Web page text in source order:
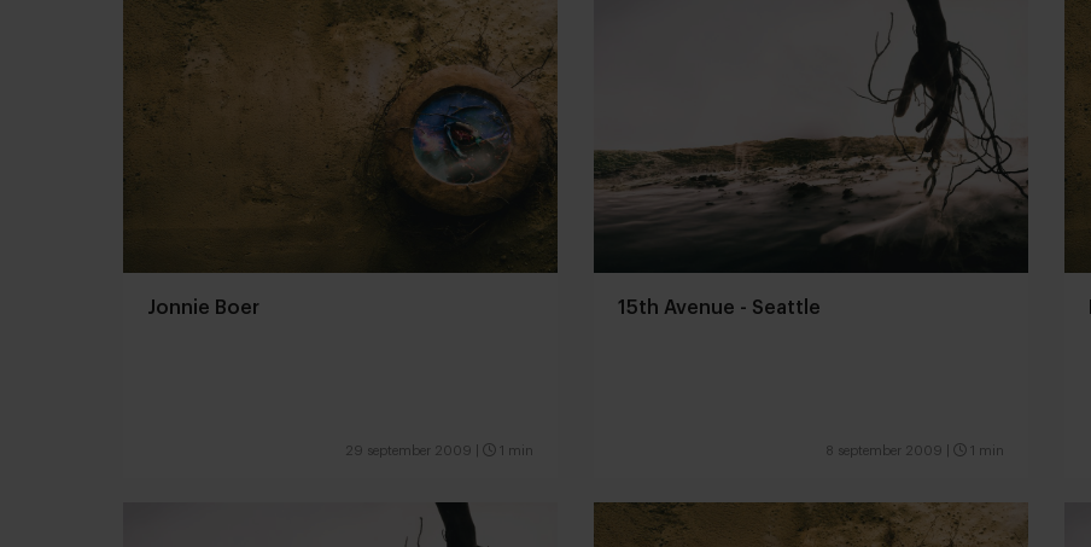
Jonnie Boer
29 september 2009 1 min
15th Avenue - Seattle
8 september 2009 1 min